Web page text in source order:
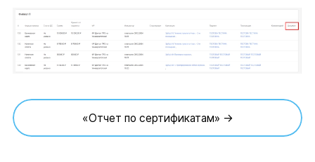
«Отчет по сертификатам» →